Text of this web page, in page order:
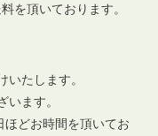
を頂いております。
たします。
ます。
どお時間を頂いてお